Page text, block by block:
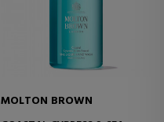
MOLTON BROWN